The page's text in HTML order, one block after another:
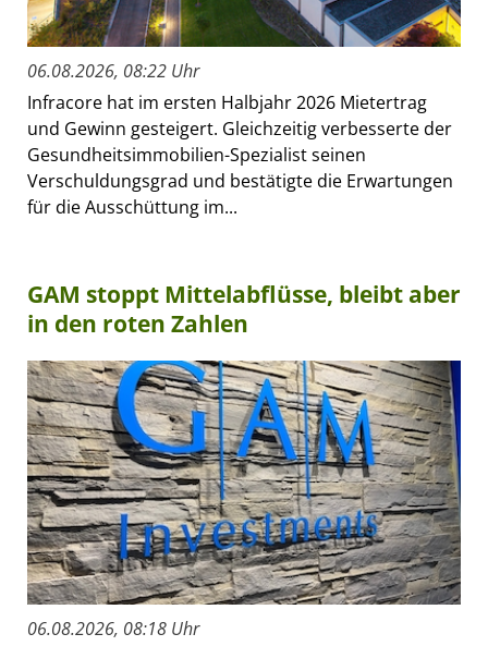
06.08.2026, 08:22 Uhr
Infracore hat im ersten Halbjahr 2026 Mietertrag
und Gewinn gesteigert. Gleichzeitig verbesserte der
Gesundheitsimmobilien-Spezialist seinen
Verschuldungsgrad und bestätigte die Erwartungen
für die Ausschüttung im...
GAM stoppt Mittelabflüsse, bleibt aber
in den roten Zahlen
06.08.2026, 08:18 Uhr